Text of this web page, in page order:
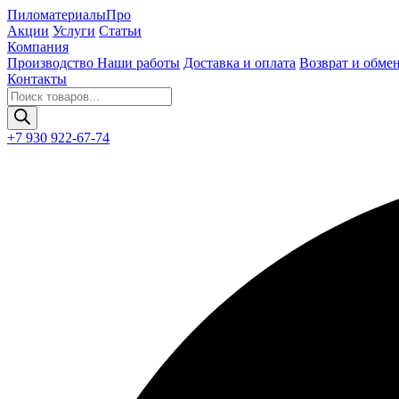
ПиломатериалыПро
Акции Услуги Статьи
Компания
Производство Наши работы Доставка и оплата Возврат и
Контакты
Поиск
товаров
+7 930 922-67-74